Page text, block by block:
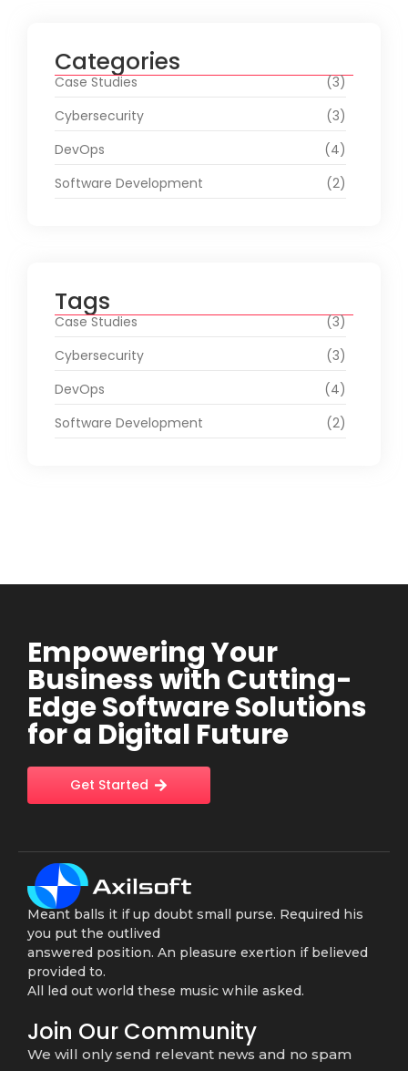
Categories
Case Studies
(3)
Cybersecurity
(3)
DevOps
(4)
Software Development
(2)
Tags
Case Studies
(3)
Cybersecurity
(3)
DevOps
(4)
Software Development
(2)
Empowering Your
Business with Cutting-
Edge Software Solutions
for a Digital Future
Get Started
Meant balls it if up doubt small purse. Required his
you put the outlived
answered position. An pleasure exertion if believed
provided to.
All led out world these music while asked.
Join Our Community
We will only send relevant news and no spam